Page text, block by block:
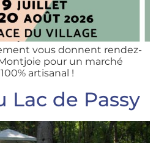
vous donnent rendez-
pour un marché
artisanal !
Lac de Passy